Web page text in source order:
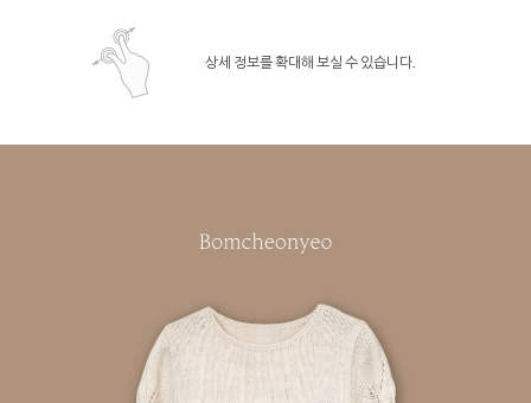
상세 정보를 확대해 보실 수 있습니다.